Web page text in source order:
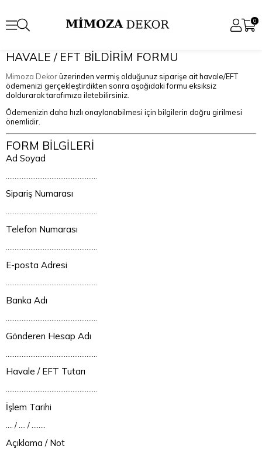
0
HAVALE / EFT BİLDİRİM FORMU
Mimoza Dekorüzerinden vermiş olduğunuz siparişe ait havale/EFT
ödemenizi gerçekleştirdikten sonra aşağıdaki formu eksiksiz
doldurarak tarafımıza iletebilirsiniz.
Ödemenizin daha hızlı onaylanabilmesi için bilgilerin doğru girilmesi
önemlidir.
FORM BİLGİLERİ
Ad Soyad
Sipariş Numarası
Telefon Numarası
E-posta Adresi
....................................................
Banka Adı
Gönderen Hesap Adı
Havale / EFT Tutarı
İşlem Tarihi
.... / .... / ........
Açıklama / Not